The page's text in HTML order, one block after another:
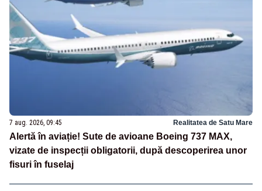
7 aug. 2026, 09:45 Realitatea de Satu Mare
Alertă în aviație! Sute de avioane Boeing 737 MAX,
vizate de inspecții obligatorii, după descoperirea unor
fisuri în fuselaj